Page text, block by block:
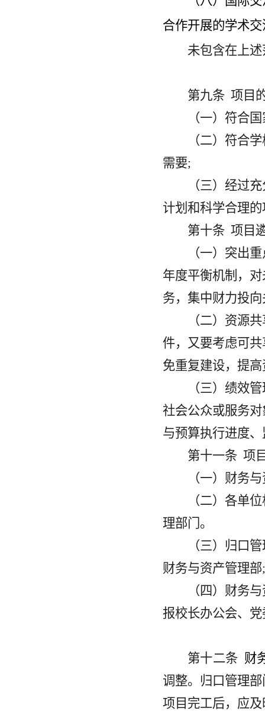
合作开展的学术
未包含在上
第九条 项目
（一）符合
（二）符合
需要;
（三）经过
计划和科学合理
第十条 项目
（一）突出
年度平衡机制，
务，集中财力投
（二）资源
件，又要考虑可
免重复建设，提
（三）绩效
社会公众或服务
与预算执行进度
第十一条 项
（一）财务
（二）各单
理部门。
（三）归口
财务与资产管理部;
（四）财务
报校长办公会、
第十二条 财
调整。归口管理
项目完工后，应